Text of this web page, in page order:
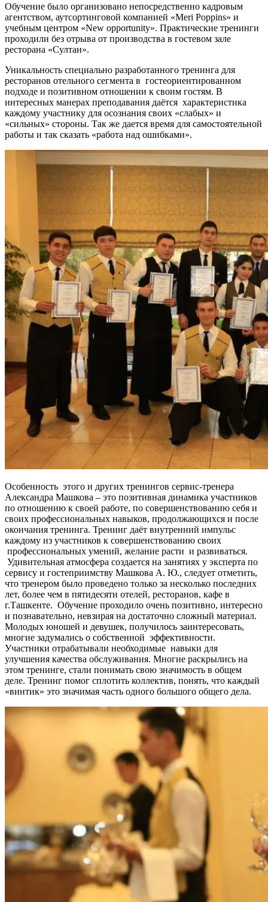
Обучение было организовано непосредственно кадровым
агентством, аутсортинговой компанией «Meri Poppins» и
учебным центром «New opportunity». Практические тренинги
проходили без отрыва от производства в гостевом зале
ресторана «Султан».
Уникальность специально разработанного тренинга для
ресторанов отельного сегмента в гостеориентированном
подходе и позитивном отношении к своим гостям. В
интересных манерах преподавания даётся характеристика
каждому участнику для осознания своих «слабых» и
«сильных» стороны. Так же дается время для самостоятельной
работы и так сказать «работа над ошибками».
Особенность этого и других тренингов сервис-тренера
Александра Машкова – это позитивная динамика участников
по отношению к своей работе, по совершенствованию себя и
своих профессиональных навыков, продолжающихся и после
окончания тренинга. Тренинг даёт внутренний импульс
каждому из участников к совершенствованию своих
профессиональных умений, желание расти и развиваться.
Удивительная атмосфера создается на занятиях у эксперта по
сервису и гостеприимству Машкова А. Ю., следует отметить,
что тренером было проведено только за несколько последних
лет, более чем в пятидесяти отелей, ресторанов, кафе в
г.Ташкенте. Обучение проходило очень позитивно, интересно
и познавательно, невзирая на достаточно сложный материал.
Молодых юношей и девушек, получилось заинтересовать,
многие задумались о собственной эффективности.
Участники отрабатывали необходимые навыки для
улучшения качества обслуживания. Многие раскрылись на
этом тренинге, стали понимать свою значимость в общем
деле. Тренинг помог сплотить коллектив, понять, что каждый
«винтик» это значимая часть одного большого общего дела.